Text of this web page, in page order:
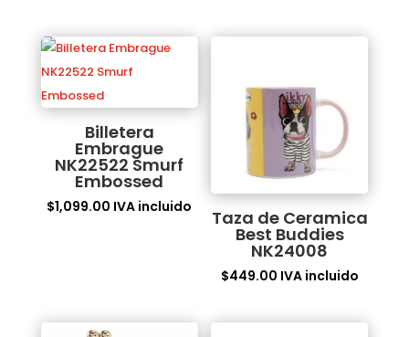
Billetera
Embrague
NK22522 Smurf
Embossed
$1,099.00 IVA incluido
Taza de Ceramica
Best Buddies
NK24008
$449.00 IVA incluido